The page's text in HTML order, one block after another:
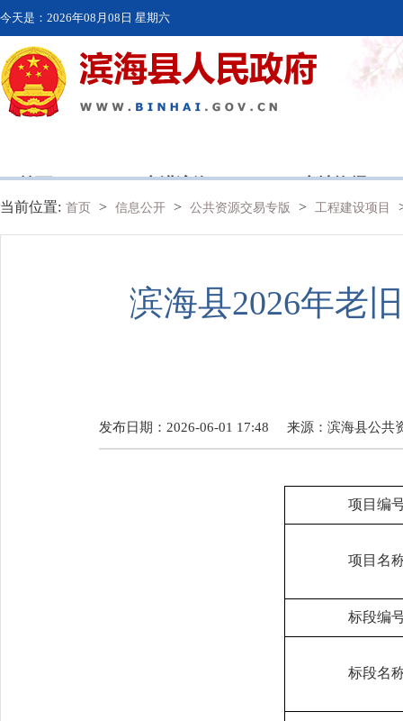
今天是： 2026年08月08日 星期六
首页 走进滨海 本地资讯
当前位置: 首页 > 信息公开 > 公共资源交易专版 > 工程建设项目
滨海县2026年老
发布日期：2026-06-01 17:48 来源： 滨海县公共
项目编
项目名
标段编
标段名